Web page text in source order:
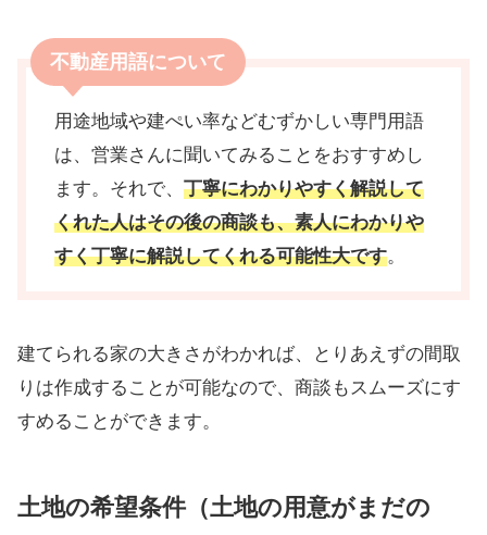
不動産用語について
用途地域や建ぺい率などむずかしい専門用語
は、営業さんに聞いてみることをおすすめし
ます。それで、 丁寧にわかりやすく解説して
くれた人はその後の商談も、素人にわかりや
すく丁寧に解説してくれる可能性大です。
建てられる家の大きさがわかれば、とりあえずの間取
りは作成することが可能なので、商談もスムーズにす
すめることができます。
土地の希望条件（土地の用意がまだの